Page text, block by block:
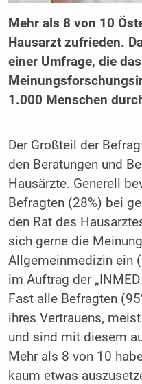
Mehr als 8 von 10
Hausarzt zufrieden.
einer Umfrage, die
1.000 Menschen
Der Großteil der
den Beratungen und
Hausärzte. Generell
Befragten (28%) bei
den Rat des
sich gerne die
Allgemeinmedizin ein
im Auftrag der
Fast alle Befragten
ihres Vertrauens,
und sind mit diesem
Mehr als 8 von 10
kaum etwas